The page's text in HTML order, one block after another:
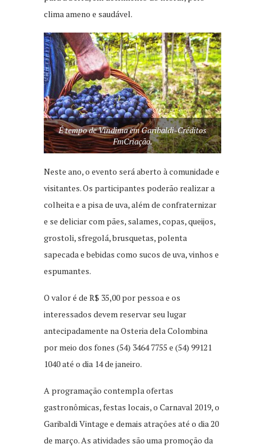
clima ameno e saudável.
É tempo de Vindima em Garibaldi-Créditos
FmCriação.
Neste ano, o evento será aberto à comunidade e
visitantes. Os participantes poderão realizar a
colheita e a pisa de uva, além de confraternizar
e se deliciar com pães, salames, copas, queijos,
grostoli, sfregolá, brusquetas, polenta
sapecada e bebidas como sucos de uva, vinhos e
espumantes.
O valor é de R$ 35,00 por pessoa e os
interessados devem reservar seu lugar
antecipadamente na Osteria dela Colombina
por meio dos fones (54) 3464 7755 e (54) 99121
1040 até o dia 14 de janeiro.
A programação contempla ofertas
gastronômicas, festas locais, o Carnaval 2019, o
Garibaldi Vintage e demais atrações até o dia 20
de março. As atividades são uma promoção da